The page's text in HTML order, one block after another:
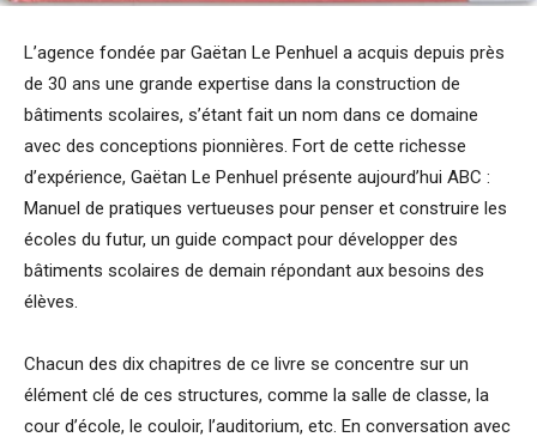
L’agence fondée par Gaëtan Le Penhuel a acquis depuis près
de 30 ans une grande expertise dans la construction de
bâtiments scolaires, s’étant fait un nom dans ce domaine
avec des conceptions pionnières. Fort de cette richesse
d’expérience, Gaëtan Le Penhuel présente aujourd’hui ABC :
Manuel de pratiques vertueuses pour penser et construire les
écoles du futur, un guide compact pour développer des
bâtiments scolaires de demain répondant aux besoins des
élèves.
Chacun des dix chapitres de ce livre se concentre sur un
élément clé de ces structures, comme la salle de classe, la
cour d’école, le couloir, l’auditorium, etc. En conversation avec